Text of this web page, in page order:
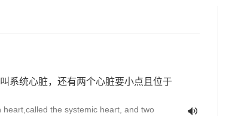
系统心脏，还有两个心脏要小点且位于
the systemic heart, and two